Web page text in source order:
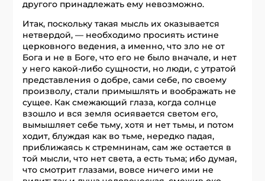
другого принадлежать ему невозможно.
Итак, поскольку такая мысль их оказывается
нетвердой, — необходимо просиять истине
церковного ведения, а именно, что зло не от
Бога и не в Боге, что его не было вначале, и нет
у него какой-либо сущности, но люди, с утратой
представления о добре, сами себе, по своему
произволу, стали примышлять и воображать не
сущее. Как смежающий глаза, когда солнце
взошло и вся земля осиявается светом его,
вымышляет себе тьму, хотя и нет тьмы, и потом
ходит, блуждая как во тьме, нередко падая,
приближаясь к стремнинам, сам же остается в
той мысли, что нет света, а есть тьма; ибо думая,
что смотрит глазами, вовсе ничего ими не